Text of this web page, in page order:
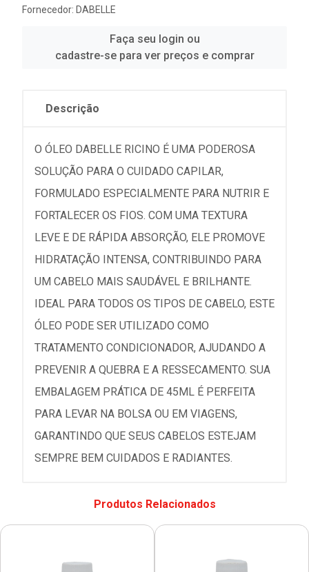
Fornecedor: DABELLE
Faça seu login ou
cadastre-se para ver preços e comprar
Descrição
O ÓLEO DABELLE RICINO É UMA PODEROSA
SOLUÇÃO PARA O CUIDADO CAPILAR,
FORMULADO ESPECIALMENTE PARA NUTRIR E
FORTALECER OS FIOS. COM UMA TEXTURA
LEVE E DE RÁPIDA ABSORÇÃO, ELE PROMOVE
HIDRATAÇÃO INTENSA, CONTRIBUINDO PARA
UM CABELO MAIS SAUDÁVEL E BRILHANTE.
IDEAL PARA TODOS OS TIPOS DE CABELO, ESTE
ÓLEO PODE SER UTILIZADO COMO
TRATAMENTO CONDICIONADOR, AJUDANDO A
PREVENIR A QUEBRA E A RESSECAMENTO. SUA
EMBALAGEM PRÁTICA DE 45ML É PERFEITA
PARA LEVAR NA BOLSA OU EM VIAGENS,
GARANTINDO QUE SEUS CABELOS ESTEJAM
SEMPRE BEM CUIDADOS E RADIANTES.
Produtos Relacionados